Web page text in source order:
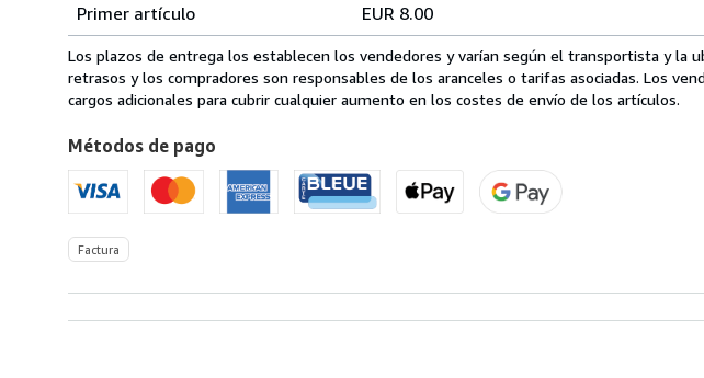
de
envío
de
Alemania
Estados
Unidos
de
America
pedido
Primer artículo
EUR 8.00
Los plazos de entrega los establecen los vendedores y varían según el transportista y la
retrasos y los compradores son responsables de los aranceles o tarifas asociadas. Los
cargos adicionales para cubrir cualquier aumento en los costes de envío de los artículos.
Métodos de pago
Factura